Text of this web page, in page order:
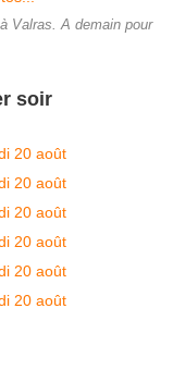
Valras. A demain pour
soir